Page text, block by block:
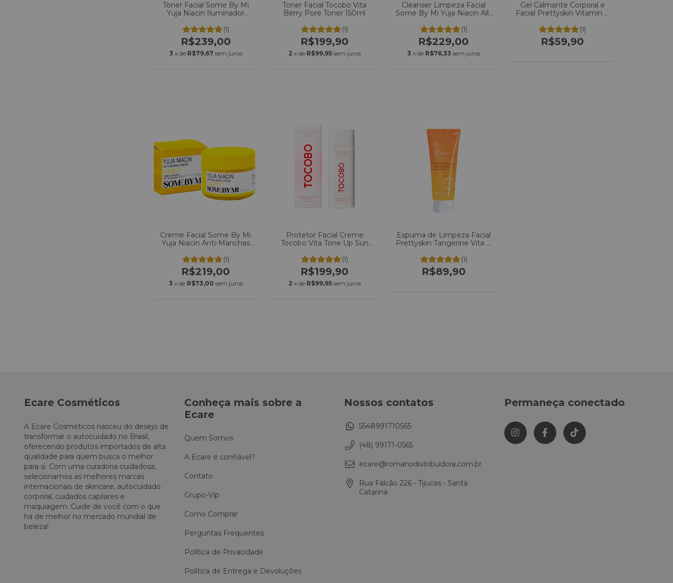
Toner Facial Some By Mi
Yuja Niacin Iluminador
(1)
R$239,00
3 x de R$79,67 sem juros
Toner Facial Tocobo Vita
Berry Pore Toner 150ml
(1)
R$199,90
2 x de R$99,95 sem juros
Cleanser Limpeza Facial
Some By Mi Yuja Niacin All-
(1)
R$229,00
3 x de R$76,33 sem juros
Gel Calmante Corporal e
Facial Prettyskin Vitamin C
(1)
R$59,90
Creme Facial Some By Mi
Yuja Niacin Anti-Manchas
(1)
R$219,00
3 x de R$73,00 sem juros
Protetor Facial Creme
Tocobo Vita Tone Up Sun
50ml
(1)
R$199,90
2 x de R$99,95 sem juros
Espuma de Limpeza Facial
Prettyskin Tangerine Vita C
(1)
R$89,90
Ecare Cosméticos
A Ecare Cosméticos nasceu do desejo de
transformar o autocuidado no Brasil,
oferecendo produtos importados de alta
qualidade para quem busca o melhor
para si. Com uma curadoria cuidadosa,
selecionamos as melhores marcas
internacionais de skincare, autocuidado
corporal, cuidados capilares e
maquiagem. Cuide de você com o que
há de melhor no mercado mundial de
beleza!
Conheça mais sobre a
Ecare
Quem Somos
A Ecare é confiável?
Contato
Grupo-Vip
Como Comprar
Perguntas Frequentes
Política de Privacidade
Política de Entrega e Devoluções
Nossos contatos
5548991710565
(48) 99171-0565
ecare@romanodistribuidora.com.br
Rua Falcão 226 - Tijucas - Santa
Catarina
Permaneça conectado